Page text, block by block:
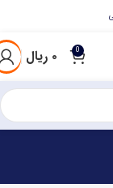
0 ۰ ریال